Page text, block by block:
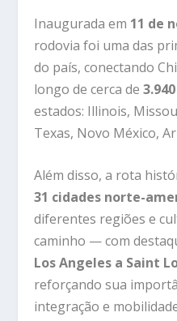
Inaugurada em 11 de
rodovia foi uma das
do país, conectando
longo de cerca de
estados: Illinois,
Texas, Novo México,
Além disso, a rota
31 cidades norte-
diferentes regiões e
caminho — com
Los Angeles a Saint
reforçando sua
integração e